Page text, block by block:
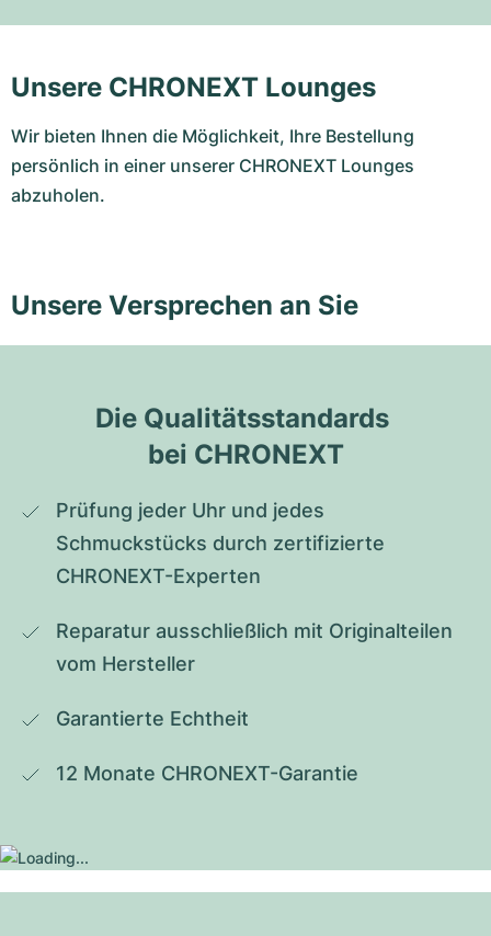
Unsere CHRONEXT Lounges
Wir bieten Ihnen die Möglichkeit, Ihre Bestellung
persönlich in einer unserer CHRONEXT Lounges
abzuholen.
Unsere Versprechen an Sie
Die Qualitätsstandards
bei CHRONEXT
Prüfung jeder Uhr und jedes
Schmuckstücks durch zertifizierte
CHRONEXT-Experten
Reparatur ausschließlich mit Originalteilen
vom Hersteller
Garantierte Echtheit
12 Monate CHRONEXT-Garantie